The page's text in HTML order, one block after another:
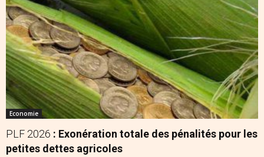
Economie
PLF 2026 : Exonération totale des pénalités pour les
petites dettes agricoles